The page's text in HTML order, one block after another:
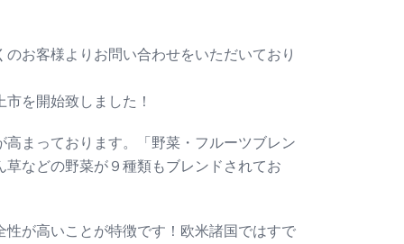
お客様よりお問い合わせをいただいており
を開始致しました！
まっております。「野菜・フルーツブレン
などの野菜が９種類もブレンドされてお
が高いことが特徴です！欧米諸国ではすで